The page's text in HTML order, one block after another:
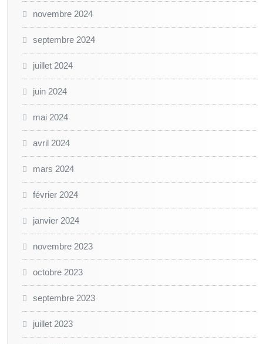
novembre 2024
septembre 2024
juillet 2024
juin 2024
mai 2024
avril 2024
mars 2024
février 2024
janvier 2024
novembre 2023
octobre 2023
septembre 2023
juillet 2023